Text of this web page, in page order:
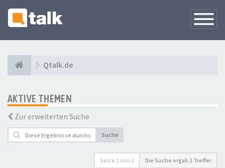
Qtalk.de
AKTIVE THEMEN
Zur erweiterten Suche
Suche
Seite 1von 1 Die Suche ergab 1 Treffer